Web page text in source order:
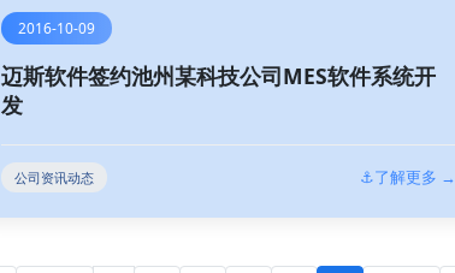
2016-10-09
迈斯软件签约池州某科技公司MES软件系统开
发
公司资讯动态 ⚓了解更多 →